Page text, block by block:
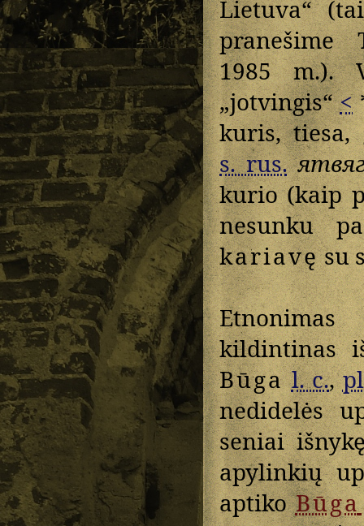
Lietuva“
pranešime
1985 m.).
„jotvingis“<
kuris, tiesa,
s. rus.
kurio (kaip
nesunku
kariavęsu
kildintinas
Būga l. c.,
nedidelės
seniai
apylinkių
aptikoBūga